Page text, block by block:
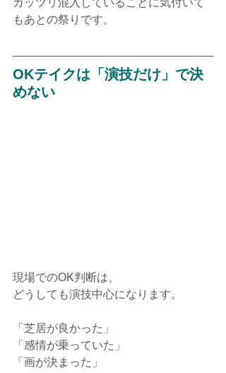
ガッツリ混入していることに気付いて
もあとの祭りです。
OKテイクは「演技だけ」で決
めない
現場でのOK判断は、
どうしても演技中心になります。
「芝居が良かった」
「感情が乗っていた」
「画が決まった」